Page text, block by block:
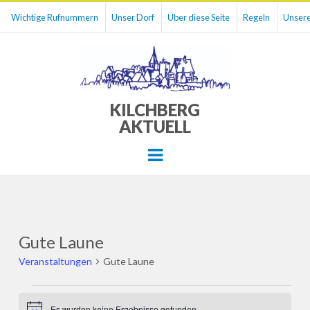
Wichtige Rufnummern Unser Dorf Über diese Seite Regeln
KILCHBERG
AKTUELL
Menu
Gute Laune
Veranstaltungen Gute Laune
Veranstaltungen